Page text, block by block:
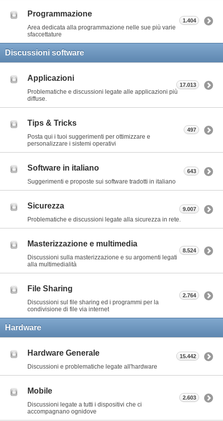
Programmazione
Area dedicata alla programmazione nelle sue più varie
sfaccettature
1.404
Discussioni software
Applicazioni
Problematiche e discussioni legate alle applicazioni più
diffuse.
17.013
Tips & Tricks
Posta qui i tuoi suggerimenti per ottimizzare e
personalizzare i sistemi operativi
497
Software in italiano
Suggerimenti e proposte sui software tradotti in italiano
643
Sicurezza
Problematiche e discussioni legate alla sicurezza in rete.
9.007
Masterizzazione e multimedia
Discussioni sulla masterizzazione e su argomenti legati
alla multimedialità
8.524
File Sharing
Discussioni sul file sharing ed i programmi per la
condivisione di file via internet
2.764
Hardware
Hardware Generale
Discussioni e problematiche legate all'hardware
15.442
Mobile
Discussioni legate a tutti i dispositivi che ci
accompagnano ognidove
2.603